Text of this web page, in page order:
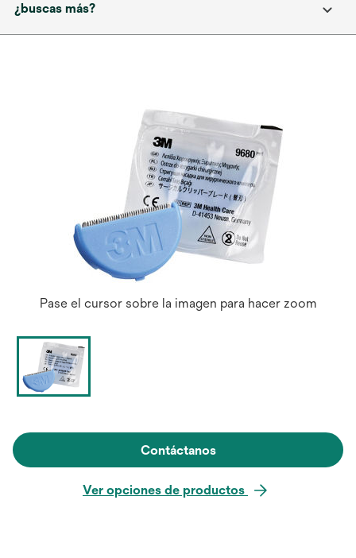
¿buscas más?
Pase el cursor sobre la imagen para hacer zoom
Contáctanos
Ver opciones de productos